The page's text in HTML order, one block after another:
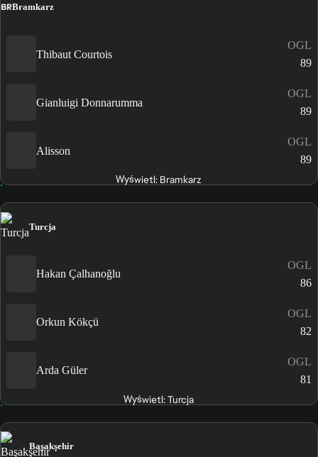
BRBramkarz
Thibaut Courtois
OGL
89
Gianluigi Donnarumma
OGL
89
Alisson
OGL
89
Wyświetl: Bramkarz
Turcja
Hakan Çalhanoğlu
OGL
86
Orkun Kökçü
OGL
82
Arda Güler
OGL
81
Wyświetl: Turcja
Başakşehir